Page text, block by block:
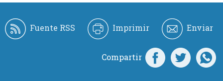
Fuente RSS Imprimir Enviar
Compartir